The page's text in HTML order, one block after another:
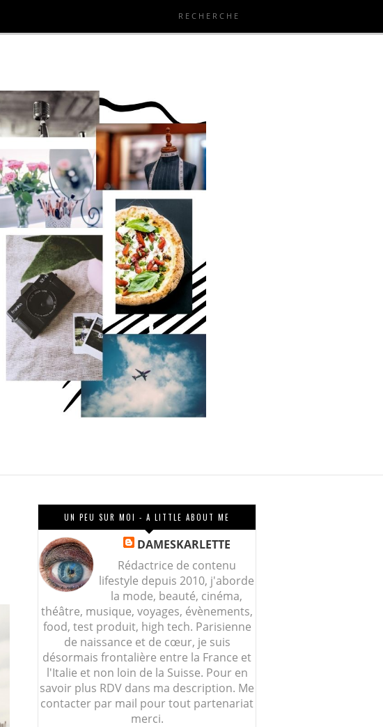
UN PEU SUR MOI - A LITTLE ABOUT ME
DAMESKARLETTE
Rédactrice de contenu
lifestyle depuis 2010, j'aborde
la mode, beauté, cinéma,
théâtre, musique, voyages, évènements,
food, test produit, high tech. Parisienne
de naissance et de cœur, je suis
désormais frontalière entre la France et
l'Italie et non loin de la Suisse. Pour en
savoir plus RDV dans ma description. Me
contacter par mail pour tout partenariat
merci.